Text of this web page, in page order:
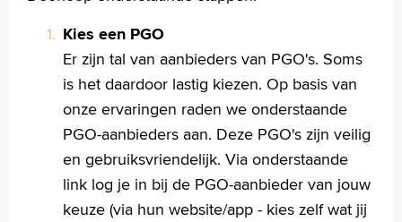
Kies een PGO
Er zijn tal van aanbieders van PGO's. Soms
is het daardoor lastig kiezen. Op basis van
onze ervaringen raden we onderstaande
PGO-aanbieders aan. Deze PGO's zijn veilig
en gebruiksvriendelijk. Via onderstaande
link log je in bij de PGO-aanbieder van jouw
keuze (via hun website/app - kies zelf wat jij